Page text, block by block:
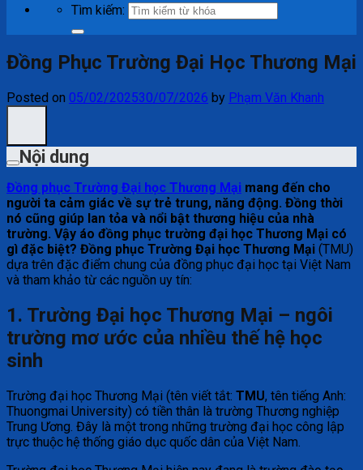
Tìm kiếm:
Đồng Phục Trường Đại Học Thương Mại
Posted on 05/02/202530/07/2026 by Phạm Văn Khanh
Nội dung
Đồng phục Trường Đại học Thương Mại mang đến cho
người ta cảm giác về sự trẻ trung, năng động. Đồng thời
nó cũng giúp lan tỏa và nổi bật thương hiệu của nhà
trường. Vậy áo đồng phục trường đại học Thương Mại có
gì đặc biệt? Đồng phục Trường Đại học Thương Mại (TMU)
dựa trên đặc điểm chung của đồng phục đại học tại Việt Nam
và tham khảo từ các nguồn uy tín:
1. Trường Đại học Thương Mại – ngôi
trường mơ ước của nhiều thế hệ học
sinh
Trường đại học Thương Mại (tên viết tắt: TMU, tên tiếng Anh:
Thuongmai University) có tiền thân là trường Thương nghiệp
Trung Ương. Đây là một trong những trường đại học công lập
trực thuộc hệ thống giáo dục quốc dân của Việt Nam.